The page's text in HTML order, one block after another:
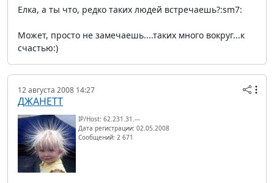
Елка, а ты что, редко таких людей встречаешь?:sm7:
Может, просто не замечаешь....таких много вокруг...к
счастью:)
12 августа 2008 14:27
ДЖАНЕТТ
IP/Host: 62.231.31.---
Дата регистрации: 02.05.2008
Сообщений: 2 671